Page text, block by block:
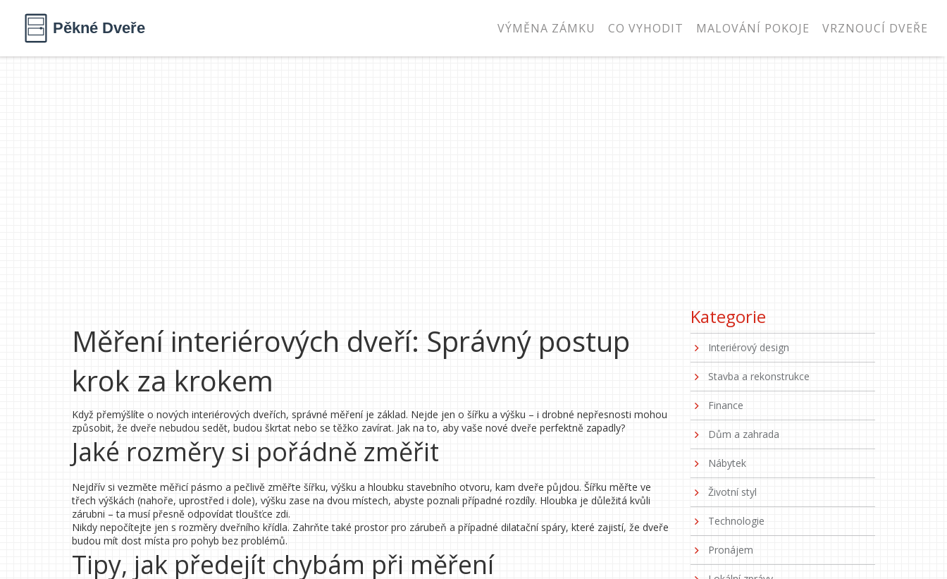
VÝMĚNA ZÁMKU CO VYHODIT MALOVÁNÍ POKOJE VRZNOUCÍ DVEŘE
Měření interiérových dveří: Správný postup
krok za krokem
Když přemýšlíte o nových interiérových dveřích, správné měření je základ. Nejde jen o šířku a výšku – i drobné nepřesnosti mohou
způsobit, že dveře nebudou sedět, budou škrtat nebo se těžko zavírat. Jak na to, aby vaše nové dveře perfektně zapadly?
Jaké rozměry si pořádně změřit
Nejdřív si vezměte měřicí pásmo a pečlivě změřte šířku, výšku a hloubku stavebního otvoru, kam dveře půjdou. Šířku měřte ve
třech výškách (nahoře, uprostřed i dole), výšku zase na dvou místech, abyste poznali případné rozdíly. Hloubka je důležitá kvůli
zárubni – ta musí přesně odpovídat tloušťce zdi.
Nikdy nepočítejte jen s rozměry dveřního křídla. Zahrňte také prostor pro zárubeň a případné dilatační spáry, které zajistí, že dveře
budou mít dost místa pro pohyb bez problémů.
Tipy, jak předejít chybám při měření
Kategorie
Interiérový design
Stavba a rekonstrukce
Finance
Dům a zahrada
Nábytek
Životní styl
Technologie
Pronájem